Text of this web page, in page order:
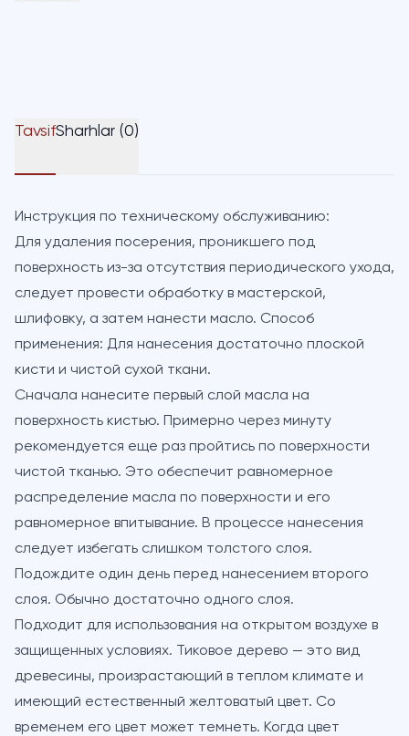
TavsifSharhlar (0)
Инструкция по техническому обслуживанию:
Для удаления посерения, проникшего под
поверхность из-за отсутствия периодического ухода,
следует провести обработку в мастерской,
шлифовку, а затем нанести масло. Способ
применения: Для нанесения достаточно плоской
кисти и чистой сухой ткани.
Сначала нанесите первый слой масла на
поверхность кистью. Примерно через минуту
рекомендуется еще раз пройтись по поверхности
чистой тканью. Это обеспечит равномерное
распределение масла по поверхности и его
равномерное впитывание. В процессе нанесения
следует избегать слишком толстого слоя.
Подождите один день перед нанесением второго
слоя. Обычно достаточно одного слоя.
Подходит для использования на открытом воздухе в
защищенных условиях. Тиковое дерево — это вид
древесины, произрастающий в теплом климате и
имеющий естественный желтоватый цвет. Со
временем его цвет может темнеть. Когда цвет